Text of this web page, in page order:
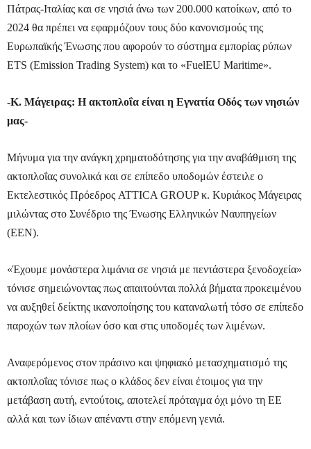
Πάτρας-Ιταλίας και σε νησιά άνω των 200.000 κατοίκων, από το
2024 θα πρέπει να εφαρμόζουν τους δύο κανονισμούς της
Ευρωπαϊκής Ένωσης που αφορούν το σύστημα εμπορίας ρύπων
ETS (Emission Trading System) και το «FuelEU Maritime».
-Κ. Μάγειρας: Η ακτοπλοΐα είναι η Εγνατία Οδός των νησιών
μας-
Μήνυμα για την ανάγκη χρηματοδότησης για την αναβάθμιση της
ακτοπλοΐας συνολικά και σε επίπεδο υποδομών έστειλε ο
Εκτελεστικός Πρόεδρος ATTICA GROUP κ. Κυριάκος Μάγειρας
μιλώντας στο Συνέδριο της Ένωσης Ελληνικών Ναυπηγείων
(ΕΕΝ).
«Έχουμε μονάστερα λιμάνια σε νησιά με πεντάστερα ξενοδοχεία»
τόνισε σημειώνοντας πως απαιτούνται πολλά βήματα προκειμένου
να αυξηθεί δείκτης ικανοποίησης του καταναλωτή τόσο σε επίπεδο
παροχών των πλοίων όσο και στις υποδομές των λιμένων.
Αναφερόμενος στον πράσινο και ψηφιακό μετασχηματισμό της
ακτοπλοΐας τόνισε πως ο κλάδος δεν είναι έτοιμος για την
μετάβαση αυτή, εντούτοις, αποτελεί πρόταγμα όχι μόνο τη ΕΕ
αλλά και των ίδιων απέναντι στην επόμενη γενιά.